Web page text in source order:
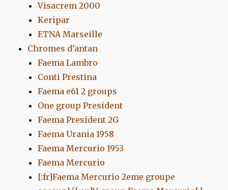
Visacrem 2000
Keripar
ETNA Marseille
Chromes d’antan
Faema Lambro
Conti Prestina
Faema e61 2 groups
One group President
Faema President 2G
Faema Urania 1958
Faema Mercurio 1953
Faema Mercurio
[:fr]Faema Mercurio 2eme groupe